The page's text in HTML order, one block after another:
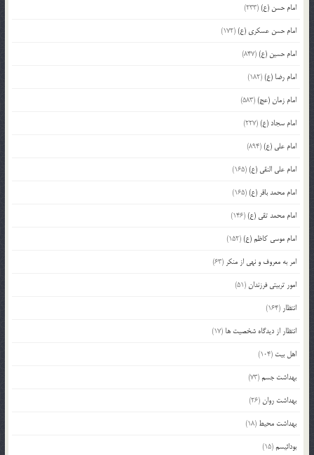
امام حسن (ع)(233)
امام حسن عسکری (ع)(172)
امام حسین (ع)(847)
امام رضا (ع)(182)
امام زمان (عج)(583)
امام سجاد (ع)(227)
امام علی (ع)(894)
امام علی النقی (ع)(165)
امام محمد باقر (ع)(165)
امام محمد تقی (ع)(146)
امام موسی کاظم (ع)(152)
امر به معروف و نهی از منکر (63)
امور تربیتی فرزندان(51)
انتظار (164)
انتظار از دیدگاه شخصیت ها (17)
اهل بیت (104)
بهداشت جسم(73)
بهداشت روان(26)
بهداشت محیط (18)
بودائیسم(15)